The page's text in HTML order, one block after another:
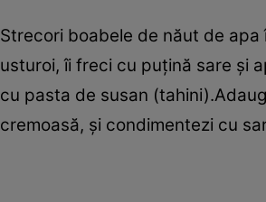
Strecori boabele de năut de
usturoi, îi freci cu puţină sare şi
cu pasta de susan
cremoasă, şi condimentezi cu